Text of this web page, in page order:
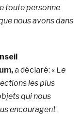
toute personne
nous avons dans
a déclaré: « Le
les plus
qui nous
encouragent